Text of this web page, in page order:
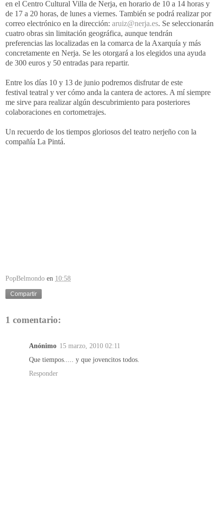
en el Centro Cultural Villa de Nerja, en horario de 10 a 14 horas y
de 17 a 20 horas, de lunes a viernes. También se podrá realizar por
correo electrónico en la dirección: aruiz@nerja.es. Se seleccionarán
cuatro obras sin limitación geográfica, aunque tendrán
preferencias las localizadas en la comarca de la Axarquía y más
concretamente en Nerja. Se les otorgará a los elegidos una ayuda
de 300 euros y 50 entradas para repartir.
Entre los días 10 y 13 de junio podremos disfrutar de este
festival teatral y ver cómo anda la cantera de actores. A mí siempre
me sirve para realizar algún descubrimiento para posteriores
colaboraciones en cortometrajes.
Un recuerdo de los tiempos gloriosos del teatro nerjeño con la
compañía La Pintá.
PopBelmondo en 10:58
Compartir
1 comentario:
Anónimo 15 marzo, 2010 02:11
Que tiempos..... y que jovencitos todos.
Responder